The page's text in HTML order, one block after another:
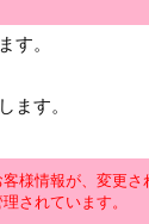
す。
ます。
様情報が、変更さ
されています。